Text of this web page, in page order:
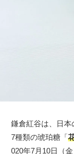
鎌倉紅谷は、日本
7種類の琥珀糖「
020年7月10日（